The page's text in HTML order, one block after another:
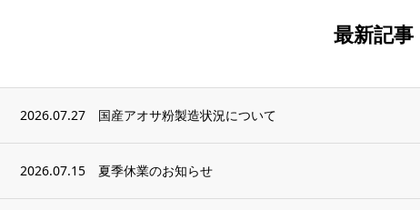
最新記事
2026.07.27 国産アオサ粉製造状況について
2026.07.15 夏季休業のお知らせ